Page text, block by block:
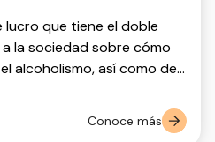
lucro que tiene el doble
la sociedad sobre cómo
alcoholismo, así como del
Conoce más